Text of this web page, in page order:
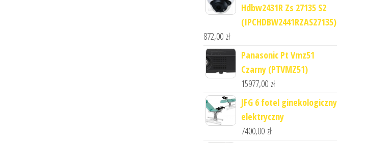
Hdbw2431R Zs 27135 S2
(IPCHDBW2441RZAS27135)
872,00 zł
Panasonic Pt Vmz51
Czarny (PTVMZ51)
15977,00 zł
JFG 6 fotel ginekologiczny
elektryczny
7400,00 zł